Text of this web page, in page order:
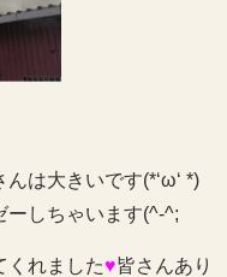
は大きいです(*‘ω‘ *)
ーしちゃいます(^-^;
くれました♥皆さんあり